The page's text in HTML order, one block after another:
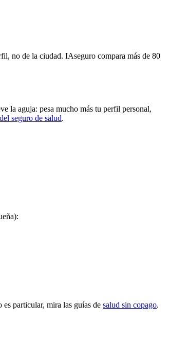
no de la ciudad. IAseguro compara más de 80
la aguja: pesa mucho más tu perfil personal,
seguro de salud.
particular, mira las guías de salud sin copago.